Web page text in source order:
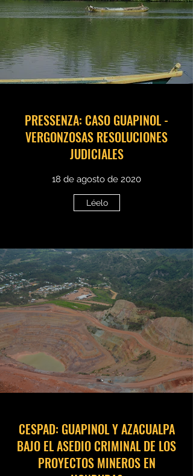
PRESSENZA: CASO GUAPINOL -
VERGONZOSAS RESOLUCIONES
JUDICIALES
18 de agosto de 2020
Léelo
CESPAD: GUAPINOL Y AZACUALPA
BAJO EL ASEDIO CRIMINAL DE LOS
PROYECTOS MINEROS EN